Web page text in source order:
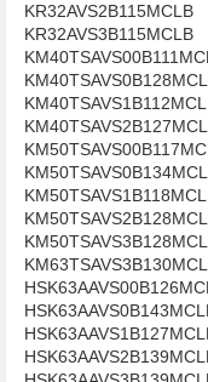
KR32AVS2B115MCLB
KR32AVS3B115MCLB